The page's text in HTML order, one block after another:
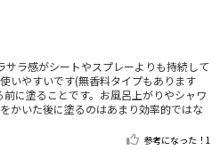
ラ感がシートやスプレーよりも持続して
いやすいです(無香料タイプもあります
に塗ることです。お風呂上がりやシャワ
かいた後に塗るのはあまり効率的ではな
参考になった！ 1